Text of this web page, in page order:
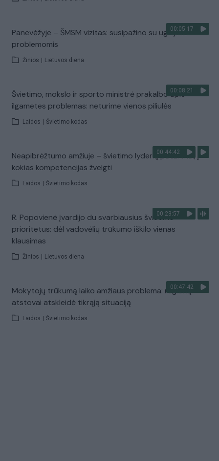
00:05:17
Panevėžyje – ŠMSM vizitas: susipažino su ugdymo
problemomis
Žinios Lietuvos diena
00:08:21
Švietimo, mokslo ir sporto ministrė prakalbo apie
ilgametes problemas: neturime vienos piliulės
Laidos Švietimo kodas
00:44:42
Neapibrėžtumo amžiuje – švietimo lyderių patarimai, į
kokias kompetencijas žvelgti
Laidos Švietimo kodas
00:23:57
R. Popovienė įvardijo du svarbiausius švietimo
prioritetus: dėl vadovėlių trūkumo iškilo vienas
klausimas
Žinios Lietuvos diena
00:47:42
Mokytojų trūkumą laiko amžiaus problema: regionų
atstovai atskleidė tikrąją situaciją
Laidos Švietimo kodas